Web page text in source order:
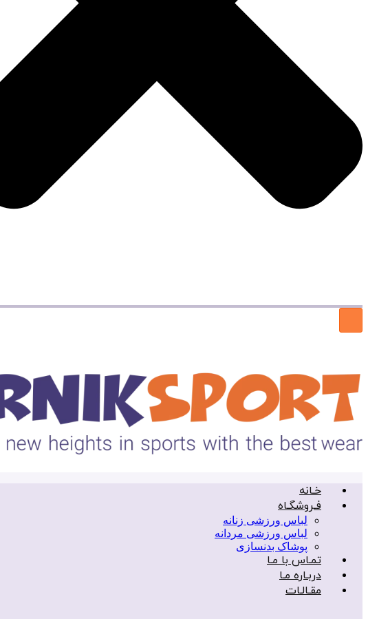
خـانه
فـروشگـاه
لباس ورزشی زنانه
لباس ورزشی مردانه
پوشاک بدنسازی
تمـاس با مـا
دربـاره مـا
مقـالـات